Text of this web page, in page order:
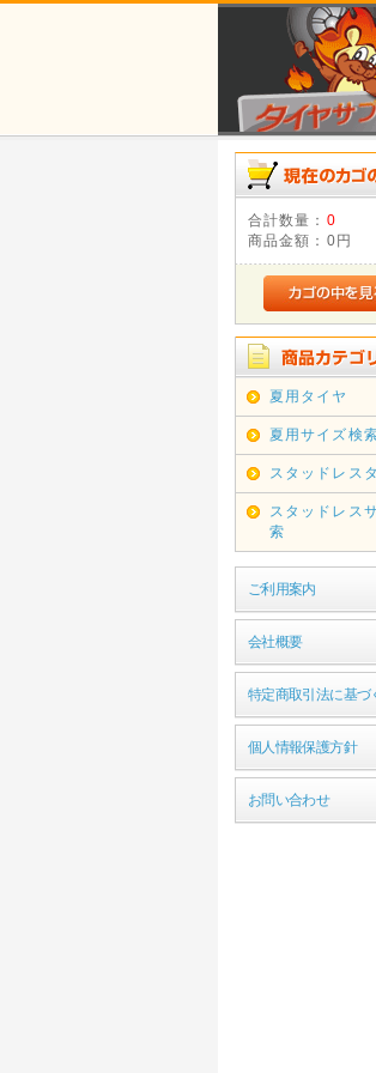
合計数量： 0
商品金額： 0円
夏用タイヤ
夏用サイズ検
スタッドレス
スタッドレス
索
ご利用案内
会社概要
特定商取引法に基づ
個人情報保護方針
お問い合わせ